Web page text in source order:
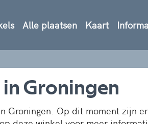
Alle plaatsen Kaart
Groningen
Groningen. Op dit moment zijn